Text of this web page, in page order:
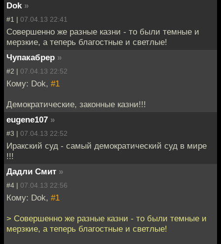
Dok »
#1 | 07.04.13 22:41
Совершенно же разные казни - то были темные и
мерзкие, а теперь благостные и светлые!
Чупакабрер »
#2 | 07.04.13 22:52
Кому: Dok, #1
Демократические, законные казни!!!
eugene107 »
#3 | 07.04.13 22:52
Иракский суд - самый демократический суд в мире
!!!
Дадли Смит »
#4 | 07.04.13 22:56
Кому: Dok, #1
> Совершенно же разные казни - то были темные и
мерзкие, а теперь благостные и светлые!